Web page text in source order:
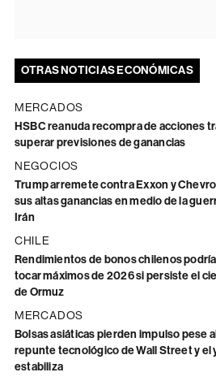
OTRAS NOTICIAS ECONÓMICAS
MERCADOS
HSBC reanuda recompra de acciones
superar previsiones de ganancias
NEGOCIOS
Trump arremete contra Exxon y
sus altas ganancias en medio de la
Irán
CHILE
Rendimientos de bonos chilenos
tocar máximos de 2026 si persiste el
de Ormuz
MERCADOS
Bolsas asiáticas pierden impulso pese
repunte tecnológico de Wall Street y el
estabiliza